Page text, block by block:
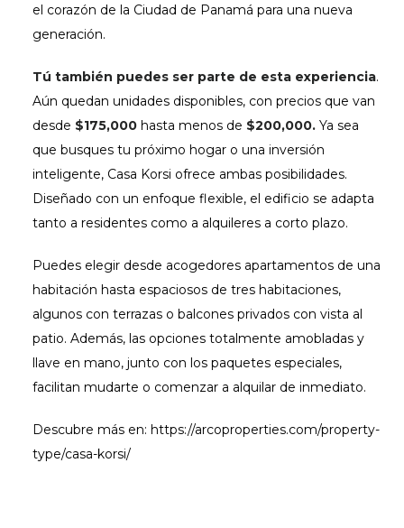
el corazón de la Ciudad de Panamá para una nueva
generación.
Tú también puedes ser parte de esta experiencia.
Aún quedan unidades disponibles, con precios que van
desde $175,000 hasta menos de $200,000. Ya sea
que busques tu próximo hogar o una inversión
inteligente, Casa Korsi ofrece ambas posibilidades.
Diseñado con un enfoque flexible, el edificio se adapta
tanto a residentes como a alquileres a corto plazo.
Puedes elegir desde acogedores apartamentos de una
habitación hasta espaciosos de tres habitaciones,
algunos con terrazas o balcones privados con vista al
patio. Además, las opciones totalmente amobladas y
llave en mano, junto con los paquetes especiales,
facilitan mudarte o comenzar a alquilar de inmediato.
Descubre más en: https://arcoproperties.com/property-
type/casa-korsi/